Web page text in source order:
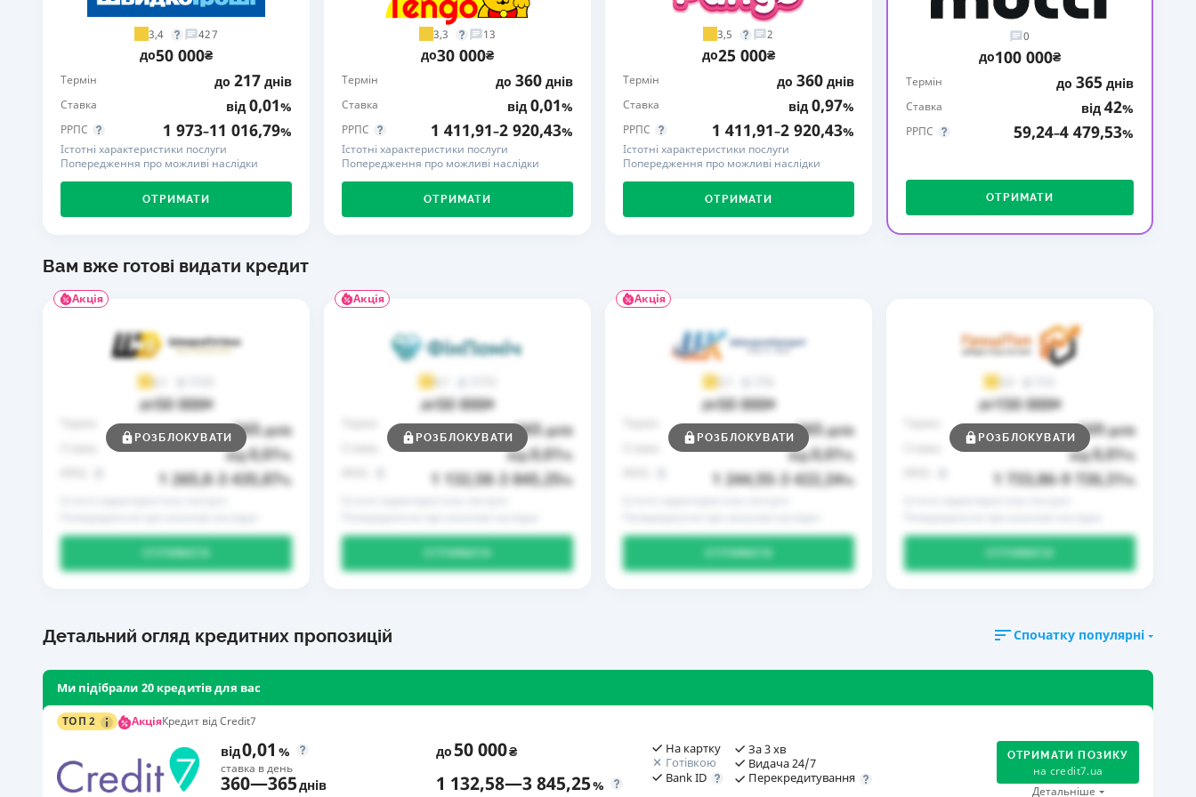
РЕЙТИНГ ДЕБЕТОВИХ
ЩОМІСЯЧНИЙ ОГЛЯД
КЕШБЕКУ
ПУТІВНИКИ ПО
БАНКІВСЬКИХ КАРТКАХ
ПУТІВНИКИ ПО
ВСІ СТРАХОВІ ПОЛІСИ
СТРАХОВІ КОМПАНІЇ
ВІДГУКИ ПРО СТРАХОВІ
КОМПАНІЇ
ДОСТАВКА І ОПЛАТА
3,4 427
до50 000₴
Термін до 217 днів
Ставка від 0,01%
РРПС 1 973–11 016,79%
Істотні характеристики послуги
Попередження про можливі наслідки
ОТРИМАТИ
3,3 13
до30 000₴
Термін до 360 днів
Ставка від 0,01%
РРПС 1 411,91–2 920,43%
Істотні характеристики послуги
Попередження про можливі наслідки
ОТРИМАТИ
3,5 2
до25 000₴
Термін до 360 днів
Ставка від 0,97%
РРПС 1 411,91–2 920,43%
Істотні характеристики послуги
Попередження про можливі наслідки
ОТРИМАТИ
0
до100 000₴
Термін до 365 днів
Ставка від 42%
РРПС 59,24–4 479,53%
ОТРИМАТИ
Вам вже готові видати кредит
Акція
4,1
до50 000₴
до 365днів
від0,01%
1 265,8 3 435,87%
РОЗБЛОКУВАТИ
Акція
4,7
до50 000₴
до 365днів
від0,01%
1 132,58 3 845,25%
РОЗБЛОКУВАТИ
Акція
3,7
до50 000₴
до 365днів
від0,01%
1 244,55 3 422,24%
РОЗБЛОКУВАТИ
3,9
до150 000₴
до 169днів
від0,01%
1 733,86 9 726,31%
РОЗБЛОКУВАТИ
Детальний огляд кредитних пропозицій Спочатку популярні
Ми підібрали 20 кредитів для вас
ТОП 2 АкціяКредит від Credit7
від0,01 %
ставка в день
до50 000₴
360—365днів 1 132,58—3 845,25%
На картку
Готівкою
Bank ID
За 3 хв
Видача 24/7
Перекредитування
ОТРИМАТИ ПОЗИКУ
на credit7.ua
Детальніше